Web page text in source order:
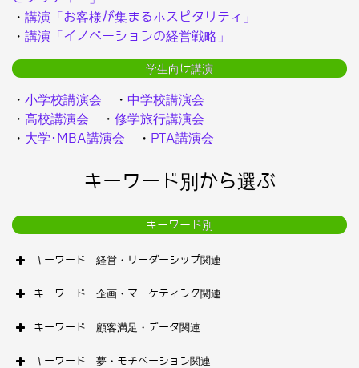
・ 講演「お客様が集まるホスピタリティ」
・ 講演「イノベーションの経営戦略」
学生向け講演
・ 小学校講演会 ・ 中学校講演会
・ 高校講演会 ・ 修学旅行講演会
・ 大学･MBA講演会 ・ PTA講演会
キーワード別から選ぶ
キーワード別
キーワード｜経営・リーダーシップ関連
キーワード｜企画・マーケティング関連
キーワード｜顧客満足・データ関連
キーワード｜夢・モチベーション関連